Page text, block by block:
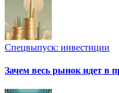
Спецвыпуск: инвестиции
Зачем весь рынок идет в